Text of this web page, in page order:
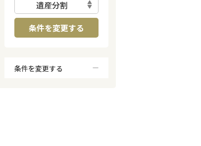
遺産分割
条件を変更する
条件を変更する